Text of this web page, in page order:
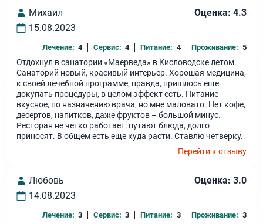
Михаил
15.08.2023
Оценка: 4.3
Лечение: 4 Сервис: 4 Питание: 4 Проживание: 5
Отдохнул в санатории «Маерведа» в Кисловодске летом.
Санаторий новый, красивый интерьер. Хорошая медицина,
к своей лечебной программе, правда, пришлось еще
докупать процедуры, в целом эффект есть. Питание
вкусное, по назначению врача, но мне маловато. Нет кофе,
десертов, напитков, даже фруктов – большой минус.
Ресторан не четко работает: путают блюда, долго
приносят. В общем есть еще куда расти. Ставлю четверку.
Перейти к отзыву
Любовь
14.08.2023
Оценка: 3.0
Лечение: 3 Сервис: 3 Питание: 3 Проживание: 3